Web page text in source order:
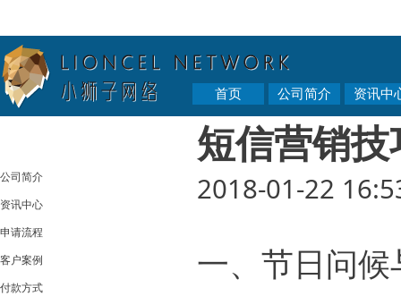
首页 公司简介 资讯中
公司简介
资讯中心
申请流程
客户案例
付款方式
短信营销
2018-01-22
一、节日问